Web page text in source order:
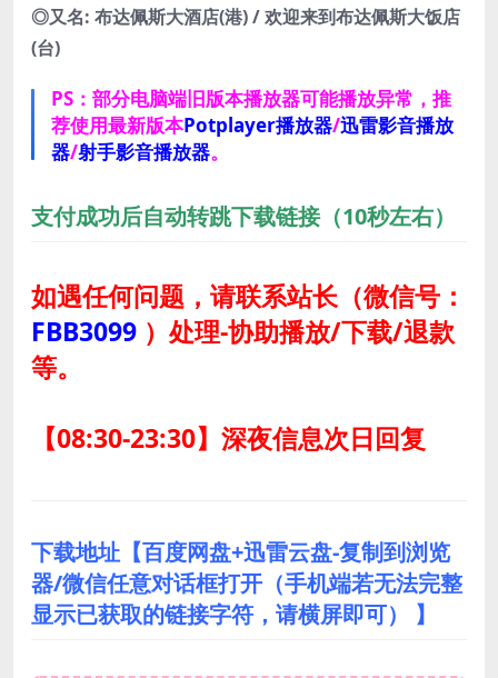
◎又名: 布达佩斯大酒店(港) / 欢迎来到布达佩斯大饭店
(台)
PS：部分电脑端旧版本播放器可能播放异常，推
荐使用最新版本Potplayer播放器/迅雷影音播放
器/射手影音播放器。
支付成功后自动转跳下载链接（10秒左右）
如遇任何问题，请联系站长（微信号：
FBB3099 ） 处理-协助播放/下载/退款
等。
【08:30-23:30】深夜信息次日回复
下载地址【百度网盘+迅雷云盘-复制到浏览
器/微信任意对话框打开（手机端若无法完整
显示已获取的链接字符，请横屏即可） 】